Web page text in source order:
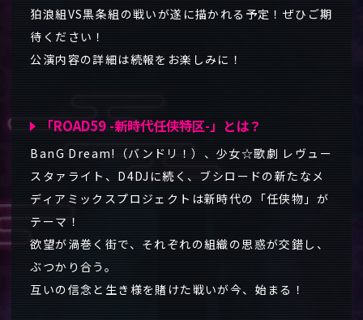
狛浪組VS黒条組の戦いが遂に描かれる予定！ぜひご期
待ください！
公演内容の詳細は続報をお楽しみに！
「ROAD59 -新時代任侠特区-」とは？
BanG Dream!（バンドリ！）、少女☆歌劇 レヴュー
スタァライト、D4DJに続く、ブシロードの新たなメ
ディアミックスプロジェクトは新時代の「任侠物」が
テーマ！
欲望が渦巻く街で、それぞれの組織の思惑が交錯し、
ぶつかり合う。
互いの信念と生き様を賭けた戦いが今、始まる！